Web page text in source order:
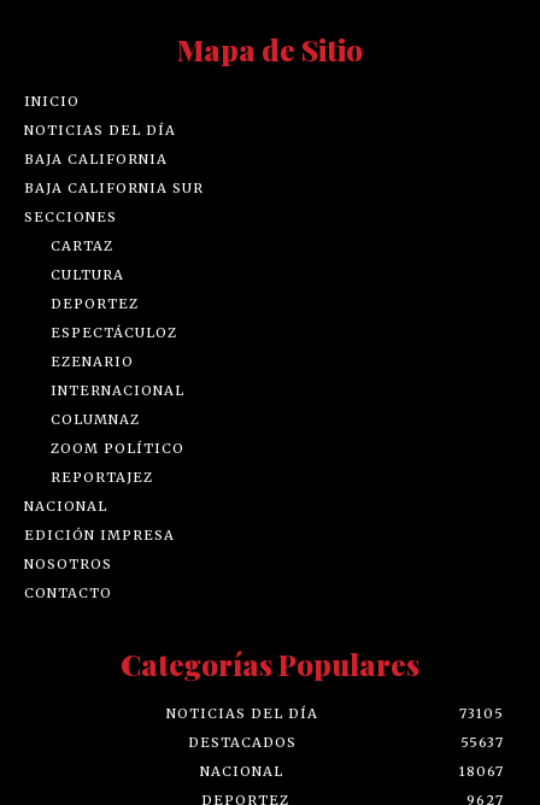
Mapa de Sitio
INICIO
NOTICIAS DEL DÍA
BAJA CALIFORNIA
BAJA CALIFORNIA SUR
SECCIONES
CARTAZ
CULTURA
DEPORTEZ
ESPECTÁCULOZ
EZENARIO
INTERNACIONAL
COLUMNAZ
ZOOM POLÍTICO
REPORTAJEZ
NACIONAL
EDICIÓN IMPRESA
NOSOTROS
CONTACTO
Categorías Populares
NOTICIAS DEL DÍA
73105
DESTACADOS
55637
NACIONAL
18067
DEPORTEZ
9627